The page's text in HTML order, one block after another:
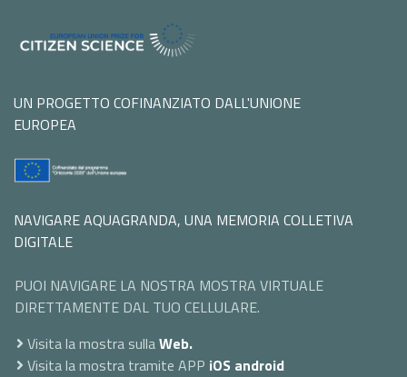
UN PROGETTO COFINANZIATO DALL'UNIONE
EUROPEA
NAVIGARE AQUAGRANDA, UNA MEMORIA COLLETIVA
DIGITALE
PUOI NAVIGARE LA NOSTRA MOSTRA VIRTUALE
DIRETTAMENTE DAL TUO CELLULARE.
Visita la mostra sullaWeb.
Visita la mostra tramite APP iOS android